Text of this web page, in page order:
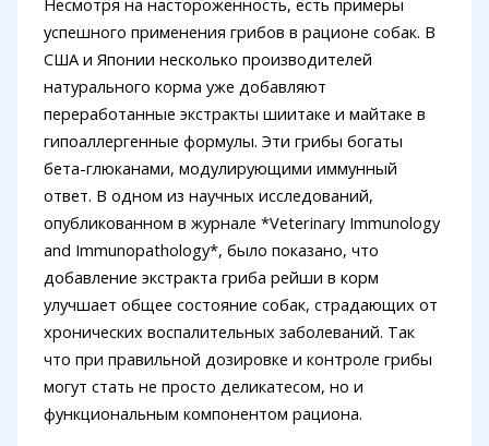
Несмотря на настороженность, есть примеры
успешного применения грибов в рационе собак. В
США и Японии несколько производителей
натурального корма уже добавляют
переработанные экстракты шиитаке и майтаке в
гипоаллергенные формулы. Эти грибы богаты
бета-глюканами, модулирующими иммунный
ответ. В одном из научных исследований,
опубликованном в журнале *Veterinary Immunology
and Immunopathology*, было показано, что
добавление экстракта гриба рейши в корм
улучшает общее состояние собак, страдающих от
хронических воспалительных заболеваний. Так
что при правильной дозировке и контроле грибы
могут стать не просто деликатесом, но и
функциональным компонентом рациона.